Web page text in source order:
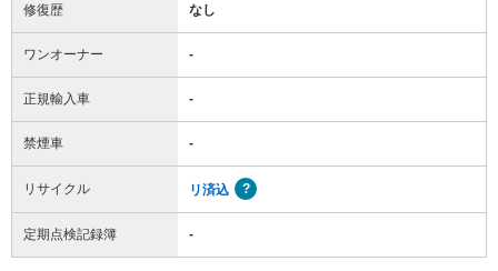
修復歴 なし
ワンオーナー -
正規輸入車 -
禁煙車 -
リサイクル リ済込
定期点検記録簿 -